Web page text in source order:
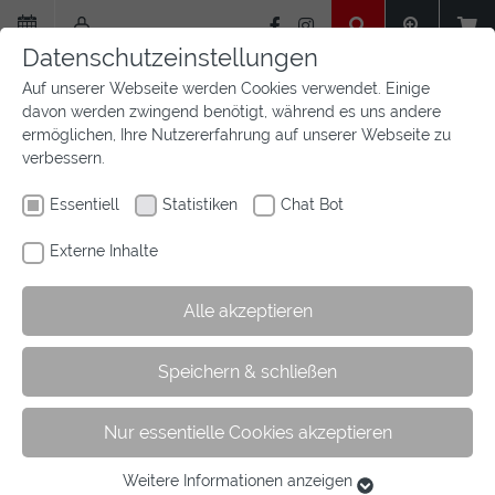
Zum
Hauptinhalt
springen
Sie
hier:
Startseite Aktuelles
Newsfeed
Kategorie Goldene Reitabzeichen
Datenschutzeinstellungen
Auf unserer Webseite werden Cookies verwendet. Einige
davon werden zwingend benötigt, während es uns andere
ermöglichen, Ihre Nutzererfahrung auf unserer Webseite zu
verbessern.
Essentiell Statistiken Chat Bot
Externe Inhalte
Alle akzeptieren
Speichern & schließen
Nur essentielle Cookies akzeptieren
Weitere Informationen anzeigen